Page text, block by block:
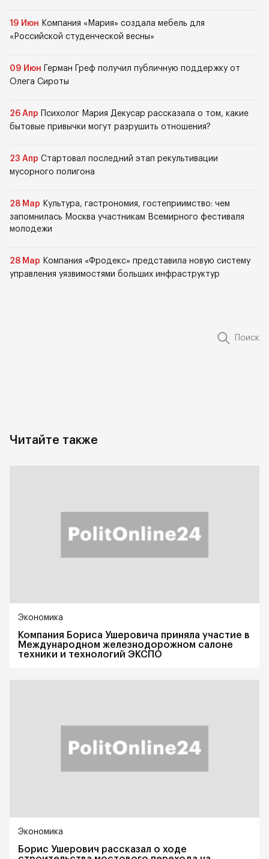
19 Июн Компания «Мария» создала мебель для
«Российской студенческой весны»
09 Июн
Герман Греф получил публичную поддержку от
Олега Сироты
26 Апр
Психолог Мария Декусар рассказала о том, какие
бытовые привычки могут разрушить отношения?
23 Апр Стартовал последний этап рекультивации
мусорного полигона
28 Мар Культура, гастрономия, гостеприимство: чем
запомнилась Москва участникам Всемирного фестиваля
молодежи
28 Мар Компания «Фродекс» представила новую систему
управления уязвимостями больших инфраструктур
Поиск
Читайте также
Экономика
Компания Бориса Ушеровича приняла участие в
Международном железнодорожном салоне
техники и технологий ЭКСПО
Экономика
Борис Ушерович рассказал о ходе